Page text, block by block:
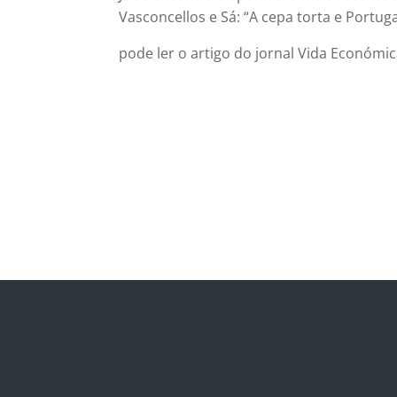
Vasconcellos e Sá: “A cepa torta e
pode ler o artigo do jornal Vida